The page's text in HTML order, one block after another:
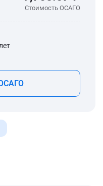
Стоимость ОСАГО